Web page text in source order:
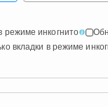
режиме инкогнито
вкладки в режиме